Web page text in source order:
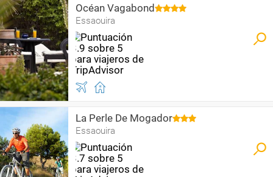
Océan Vagabond
Essaouira
La Perle De Mogador
Essaouira